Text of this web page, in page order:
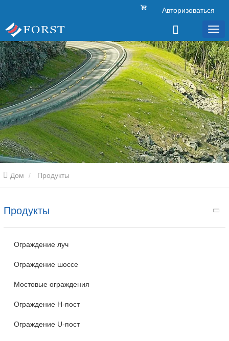
Авторизоваться
Дом Продукты
Продукты
Ограждение луч
Ограждение шоссе
Мостовые ограждения
Ограждение H-пост
Ограждение U-пост